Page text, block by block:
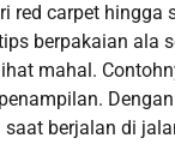
red carpet
berpakaian ala
mahal.
berjalan di